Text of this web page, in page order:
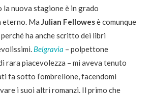
la nuova stagione è in grado
eterno. Ma Julian Fellowesè comunque
ha anche scritto dei libri
Belgravia – polpettone
rara piacevolezza – mi aveva tenuto
fa sotto l’ombrellone, facendomi
i suoi altri romanzi. Il primo che